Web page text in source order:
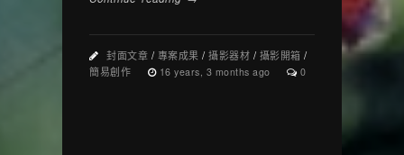
封面文章 / 專案成果 / 攝影器材 / 攝影開箱 /
簡易創作
16 years, 3 months ago 0